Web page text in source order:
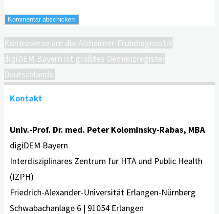
Kontroverse um die Alzheimer-Frühdiagnostik
digiDEM Bayern ist größtes Demenzregister
Deutschlands
Kontakt
Univ.-Prof. Dr. med. Peter Kolominsky-Rabas, MBA
digiDEM Bayern
Interdisziplinäres Zentrum für HTA und Public Health
(IZPH)
Friedrich-Alexander-Universität Erlangen-Nürnberg
Schwabachanlage 6 | 91054 Erlangen